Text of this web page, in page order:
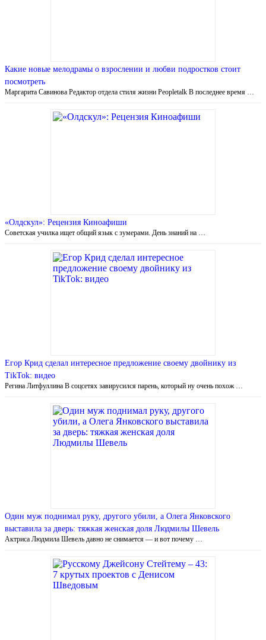
Какие новые мелодрамы о взрослении и любви подростков стоит
посмотреть
Маргарита Савинова Редактор отдела стиля жизни Peopletalk В последнее время …
«Олдскул»: Рецензия Киноафиши
Советская училка ищет общий язык с зумерами. День знаний на …
Егор Крид сделал интересное предложение своему двойнику из
TikTok: видео
Регина Литфуллина В соцсетях завирусился парень, который ну очень похож …
Один муж поднимал руку, другого убили, а Олега Янковского
выставила за дверь: тяжкая женская доля Людмилы Шевель
Актриса Людмила Шевель давно не снимается — и вот почему …